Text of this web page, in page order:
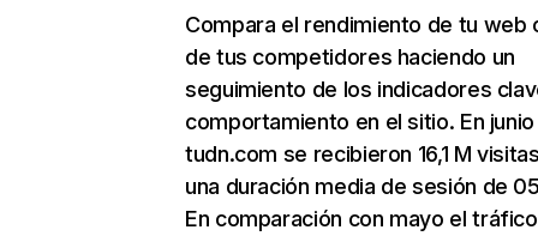
Compara el rendimiento de tu web
de tus competidores haciendo un
seguimiento de los indicadores
comportamiento en el sitio. En junio
tudn.com se recibieron 16,1 M
una duración media de sesión de
En comparación con mayo el